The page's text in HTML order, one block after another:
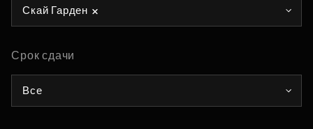
Скай Гарден
Срок сдачи
Все